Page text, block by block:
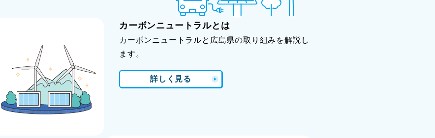
カーボンニュートラルとは
カーボンニュートラルと広島県の取り組みを解説し
ます。
詳しく見る